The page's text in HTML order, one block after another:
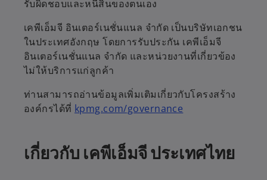
รับผิดชอบและหนี้สินของตนเอง
เคพีเอ็มจี อินเตอร์เนชั่นแนล จำกัด เป็นบริษัทเอกชน
ในประเทศอังกฤษ โดยการรับประกัน เคพีเอ็มจี
อินเตอร์เนชั่นแนล จำกัด และหน่วยงานที่เกี่ยวข้อง
ไม่ให้บริการแก่ลูกค้า
ท่านสามารถอ่านข้อมูลเพิ่มเติมเกี่ยวกับโครงสร้าง
องค์กรได้ที่ kpmg.com/governance
เกี่ยวกับ เคพีเอ็มจี ประเทศไทย